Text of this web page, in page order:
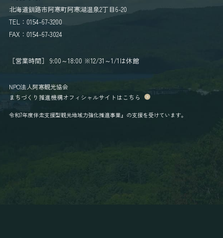
北海道釧路市阿寒町阿寒湖温泉2丁目6-20
TEL：0154-67-3200
FAX：0154-67-3024
［営業時間］ 9:00～18:00 ※12/31～1/1は休館
NPO法人阿寒観光協会
まちづくり推進機構オフィシャルサイトはこちら
令和7年度伴走支援型観光地域力強化推進事業』の支援を受けています。